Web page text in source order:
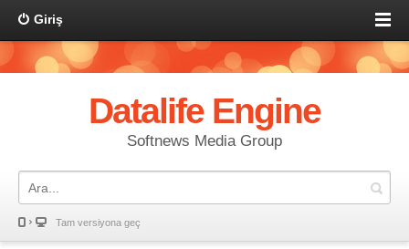
Giriş
Datalife Engine
Softnews Media Group
Tam versiyona geç